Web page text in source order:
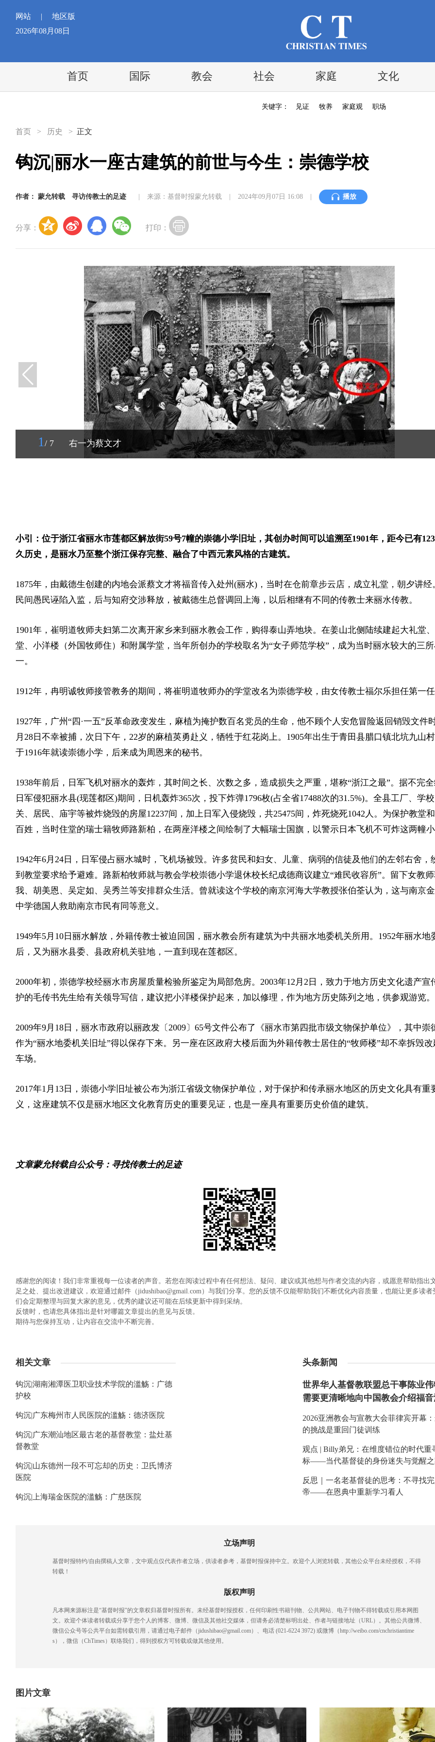
网站 |
地区版
2026年08月08日
首页 国际 教会 社会 家庭 文化
关键字： 见证 牧养 家庭观 职场
首页 > 历史 > 正文
钩沉|丽水一座古建筑的前世与今生：崇德学校
作者： 蒙允转载 寻访传教士的足迹 来源：基督时报蒙允转载 2024年09月07日 16:08 播放
分享： 打印：
1 / 7 右一为蔡文才
小引：位于浙江省丽水市莲都区解放街59号7幢的崇德小学旧址，其创办时间可以追溯至1901年，距今已有
久历史，是丽水乃至整个浙江保存完整、融合了中西元素风格的古建筑。
1875年，由戴德生创建的内地会派蔡文才将福音传入处州(丽水)，当时在仓前章步云店，成立礼堂，朝夕讲经
民间愚民诬陷入监，后与知府交涉释放，被戴德生总督调回上海，以后相继有不同的传教士来丽水传教。
1901年，崔明道牧师夫妇第二次离开家乡来到丽水教会工作，购得泰山弄地块。在姜山北侧陆续建起大礼堂
堂、小洋楼（外国牧师住）和附属学堂，当年所创办的学校取名为“‌女子师范学校”，成为当时丽水较大的三所
一。
1912年，冉明诚牧师接管教务的期间，将崔明道牧师办的学堂改名为崇德学校，由女传教士福尔乐担任第一任
1927年，广州“四·一五”反革命政变发生，麻植为掩护数百名党员的生命，他不顾个人安危冒险返回销毁文件
月28日不幸被捕，次日下午，22岁的麻植英勇赴义，牺牲于红花岗上。1905年出生于青田县腊口镇北坑九山
于1916年就读崇德小学，后来成为周恩来的秘书。
1938年前后，日军飞机对丽水的轰炸，其时间之长、次数之多，造成损失之严重，堪称“浙江之最”。据不完全
日军侵犯丽水县(现莲都区)期间，日机轰炸365次，投下炸弹1796枚(占全省17488次的31.5%)。全县工厂、学
关、居民、庙宇等被炸烧毁的房屋12237间，加上日军入侵烧毁，共25475间，炸死烧死1042人。为保护教堂
百姓，当时住堂的瑞士籍牧师路新柏，在两座洋楼之间绘制了大幅瑞士国旗，以警示日本飞机不可炸这两幢小
1942年6月24日，日军侵占丽水城时，飞机场被毁。许多贫民和妇女、儿童、病弱的信徒及他们的左邻右舍，
到教堂要求给予避难。路新柏牧师就与教会学校崇德小学退休校长纪成德商议建立“难民收容所”。留下女教
我、胡美恩、吴定如、吴秀兰等安排群众生活。曾就读这个学校的南京河海大学教授张伯荃认为，这与南京
中学德国人救助南京市民有同等意义。
1949年5月10日丽水解放，外籍传教士被迫回国，丽水教会所有建筑为中共丽水地委机关所用。1952年丽水地
后，又为丽水县委、县政府机关驻地，一直到现在莲都区。
2000年初，崇德学校经丽水市房屋质量检验所鉴定为局部危房。2003年12月2日，致力于地方历史文化遗产宣
护的毛传书先生给有关领导写信，建议把小洋楼保护起来，加以修理，作为地方历史陈列之地，供参观游览。
2009年9月18日，丽水市政府以丽政发〔2009〕65号文件公布了《丽水市第四批市级文物保护单位》，其中崇
作为“丽水地委机关旧址”得以保存下来。另一座在区政府大楼后面为外籍传教士居住的“牧师楼”却不幸拆毁改
车场。
2017年1月13日，‌崇德小学旧址被公布为浙江省级文物保护单位，‌对于保护和传承丽水地区的历史文化具有重
义，‌这座建筑不仅是丽水地区文化教育历史的重要见证，‌也是一座具有重要历史价值的建筑。
文章蒙允转载自公众号：寻找传教士的足迹
感谢您的阅读！我们非常重视每一位读者的声音。若您在阅读过程中有任何想法、疑问、建议或其他想与作者交流的内容，或愿意帮助指出
足之处、提出改进建议，欢迎通过邮件（jidushibao@gmail.com）与我们分享。您的反馈不仅能帮助我们不断优化内容质量，也能让更多读者
们会定期整理与回复大家的意见，优秀的建议还可能在后续更新中得到采纳。
反馈时，也请您具体指出是针对哪篇文章提出的意见与反馈。
期待与您保持互动，让内容在交流中不断完善。
相关文章
钩沉|湖南湘潭医卫职业技术学院的滥觞：广德
护校
钩沉|广东梅州市人民医院的滥觞：德济医院
钩沉|广东潮汕地区最古老的基督教堂：盐灶基
督教堂
钩沉|山东德州一段不可忘却的历史：卫氏博济
医院
钩沉|上海瑞金医院的滥觞：广慈医院
头条新闻
世界华人基督教联盟总干事陈业伟
需要更清晰地向中国教会介绍福
2026亚洲教会与宣教大会菲律宾开幕
的挑战是重回门徒训练
观点 | Billy弟兄：在维度错位的时代重
标——当代基督徒的身份迷失与觉醒
反思｜一名老基督徒的思考：不寻找
帝——在恩典中重新学习看人
立场声明
基督时报特约/自由撰稿人文章，文中观点仅代表作者立场，供读者参考，基督时报保持中立。欢迎个人浏览转载，其他公众平台未经授权，不得
转载！
版权声明
凡本网来源标注是“基督时报”的文章权归基督时报所有。未经基督时报授权，任何印刷性书籍刊物、公共网站、电子刊物不得转载或引用本网图
文。欢迎个体读者转载或分享于您个人的博客、微博、微信及其他社交媒体，但请务必清楚标明出处、作者与链接地址（URL）。其他公共微博、
微信公众号等公共平台如需转载引用，请通过电子邮件（jidushibao@gmail.com）、电话 (021-6224 3972) ‬或微博（http://weibo.com/cnchristiantime
s），微信（ChTimes）联络我们，得到授权方可转载或做其他使用。
图片文章